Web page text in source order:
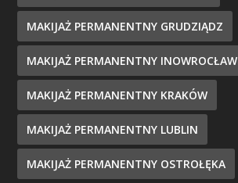
MAKIJAŻ PERMANENTNY GRUDZIĄDZ
MAKIJAŻ PERMANENTNY INOWROCŁAW
MAKIJAŻ PERMANENTNY KRAKÓW
MAKIJAŻ PERMANENTNY LUBLIN
MAKIJAŻ PERMANENTNY OSTROŁĘKA